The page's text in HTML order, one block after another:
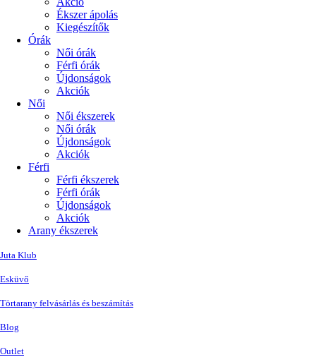
Ékszer ápolás
Kiegészítők
Órák
Női órák
Férfi órák
Újdonságok
Akciók
Női
Női ékszerek
Női órák
Újdonságok
Akciók
Férfi
Férfi ékszerek
Férfi órák
Újdonságok
Akciók
Arany ékszerek
Juta Klub
Esküvő
Törtarany felvásárlás és beszámítás
Blog
Outlet